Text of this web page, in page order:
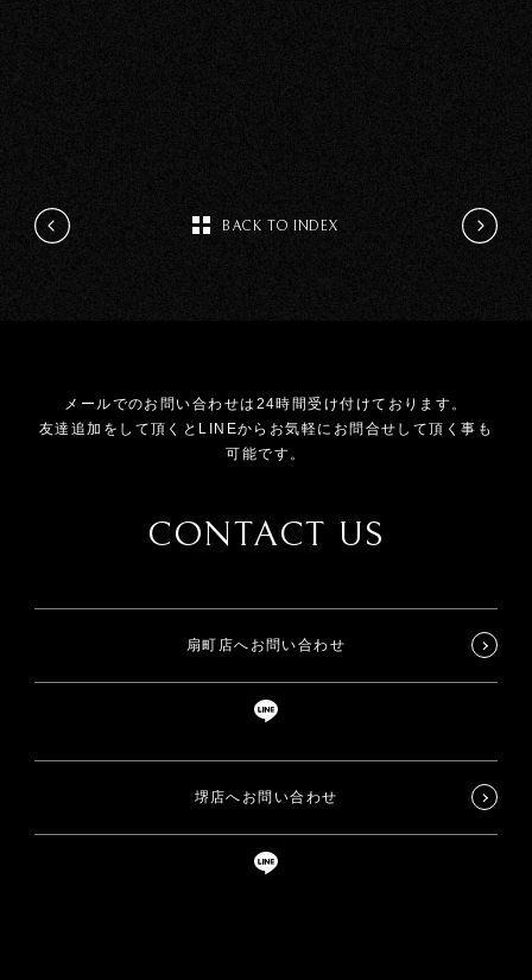
BACK TO INDEX
メールでのお問い合わせは24時間受け付けております。
友達追加をして頂くとLINEからお気軽にお問合せして頂く事も
可能です。
CONTACT US
扇町店へお問い合わせ
堺店へお問い合わせ